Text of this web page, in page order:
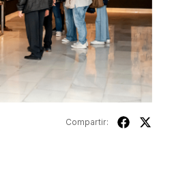
Compartir: